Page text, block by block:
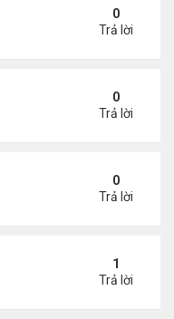
tù vì tội đa phu
0
Trả lời
28 đàn ông...
0
Trả lời
giữ chân thực khách
0
Trả lời
mẹ ruột
1
Trả lời